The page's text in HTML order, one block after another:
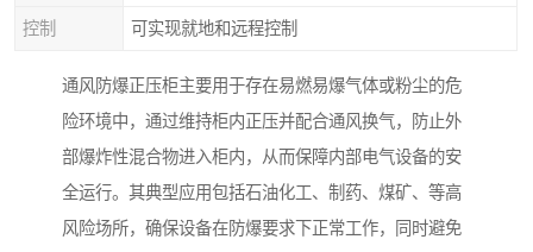
控制 可实现就地和远程控制
通风防爆正压柜主要用于存在易燃易爆气体或粉尘的危
险环境中，通过维持柜内正压并配合通风换气，防止外
部爆炸性混合物进入柜内，从而保障内部电气设备的安
全运行。其典型应用包括石油化工、制药、煤矿、等高
风险场所，确保设备在防爆要求下正常工作，同时避免